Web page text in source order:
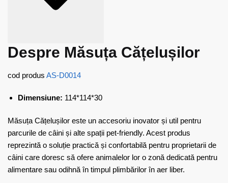
Despre Măsuța Cățelușilor
cod produs AS-D0014
Dimensiune: 114*114*30
Măsuța Cățelușilor este un accesoriu inovator și util pentru
parcurile de câini și alte spații pet-friendly. Acest produs
reprezintă o soluție practică și confortabilă pentru proprietarii de
câini care doresc să ofere animalelor lor o zonă dedicată pentru
alimentare sau odihnă în timpul plimbărilor în aer liber.